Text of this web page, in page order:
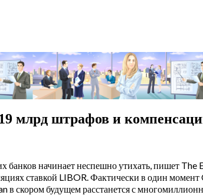
млрд штрафов и
начинает неспешно утихать, пишет
ставкой LIBOR. Фактически в один
скором будущем расстанется с